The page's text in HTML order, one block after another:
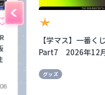
【学マス】一番く
Part7 2026年12
グッズ